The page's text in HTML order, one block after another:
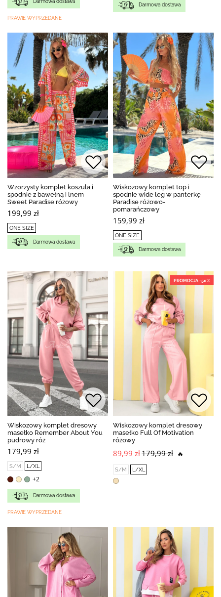
Darmowa dostawa
PRAWIE WYPRZEDANE
Darmowa dostawa
Wzorzysty komplet koszula i
spodnie z bawełną i lnem
Sweet Paradise różowy
199,99 zł
ONE SIZE
Darmowa dostawa
Wiskozowy komplet top i
spodnie wide leg w panterkę
Paradise różowo-
pomarańczowy
159,99 zł
ONE SIZE
Darmowa dostawa
Wiskozowy komplet dresowy
masełko Remember About You
pudrowy róż
179,99 zł
S/M L/XL
+2
Darmowa dostawa
PRAWIE WYPRZEDANE
PROMOCJA -50%
Wiskozowy komplet dresowy
masełko Full Of Motivation
różowy
89,99 zł179,99 zł 🔥
S/M L/XL